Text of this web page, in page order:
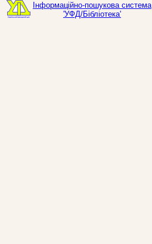
Інформаційно-пошукова система
'УФД/Бібліотека'